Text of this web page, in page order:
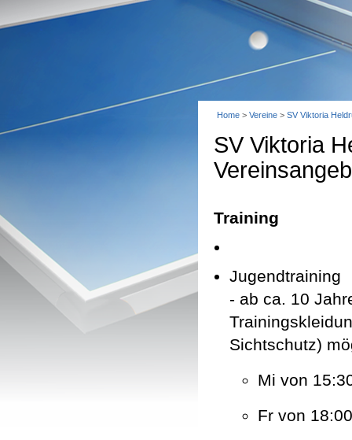
Home > Vereine > SV Viktoria
SV Viktoria
Training
Jugendtraining
- ab ca. 10
Sichtschutz)
Mi von
Fr von